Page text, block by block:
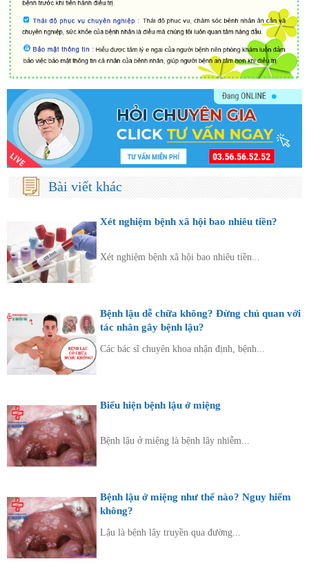
Bài viết khác
Xét nghiệm bệnh xã hội bao nhiêu tiền?
Xét nghiệm bệnh xã hội bao nhiêu tiền...
Bệnh lậu dễ chữa không? Đừng chủ quan với
tác nhân gây bệnh lậu?
Các bác sĩ chuyên khoa nhận định, bệnh...
Biểu hiện bệnh lậu ở miệng
Bệnh lậu ở miệng là bệnh lây nhiễm...
Bệnh lậu ở miệng như thế nào? Nguy hiểm
không?
Lậu là bệnh lây truyền qua đường...